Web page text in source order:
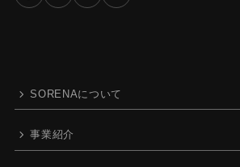
SORENAについて
事業紹介